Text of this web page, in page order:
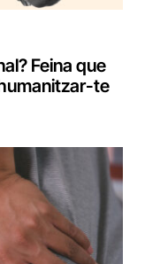
Feina que
te